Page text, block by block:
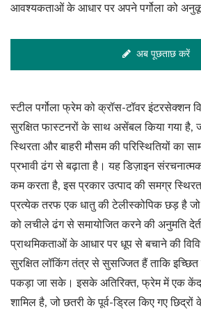
आवश्यकताओं के आधार पर अपने पर्गोला को
अब पूछताछ करें
स्टील पर्गोला फ्रेम को क्रॉस-टॉवर इंटरसेक्शन
सुरक्षित फास्टनरों के साथ असेंबल किया गया है,
स्थिरता और बाहरी मौसम की परिस्थितियों का
प्रभावी ढंग से बढ़ाता है। यह डिज़ाइन
कम करता है, इस प्रकार उत्पाद की समग्र
प्रत्येक तरफ एक धातु की टेलीस्कोपिक छड़ है जो
को लचीले ढंग से समायोजित करने की अनुमति
प्राथमिकताओं के आधार पर धूप से बचाने की
सुरक्षित लॉकिंग तंत्र से सुसज्जित हैं ताकि
पकड़ा जा सके। इसके अतिरिक्त, फ्रेम में एक
शामिल है, जो छतरी के पूर्व-ड्रिल किए गए